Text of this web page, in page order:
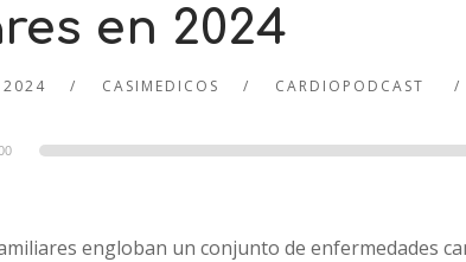
en 2024
2024 CASIMEDICOS CARDIOPODCAST
engloban un conjunto de enfermedades